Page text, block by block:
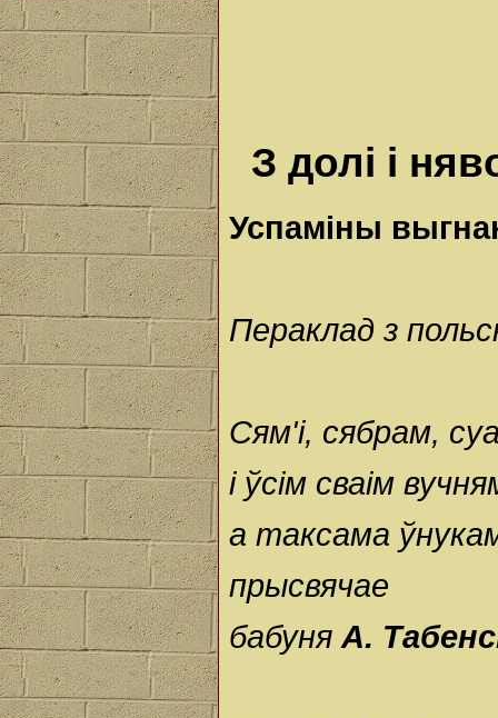
З долі і
Успаміны
Пераклад з
Сям'і, сябрам,
і ўсім сваім
а таксама
прысвячае
бабуня А.